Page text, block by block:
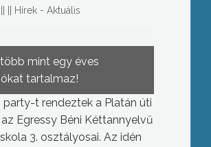
Hírek - Aktuális
több mint egy éves
tartalmaz!
party-t rendeztek a Platán úti
Egressy Béni Kéttannyelvű
3. osztályosai. Az idén